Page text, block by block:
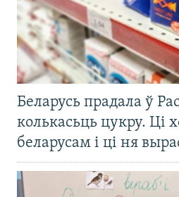
Беларусь прадала ў
колькасьць цукру. Ці
беларусам і ці ня